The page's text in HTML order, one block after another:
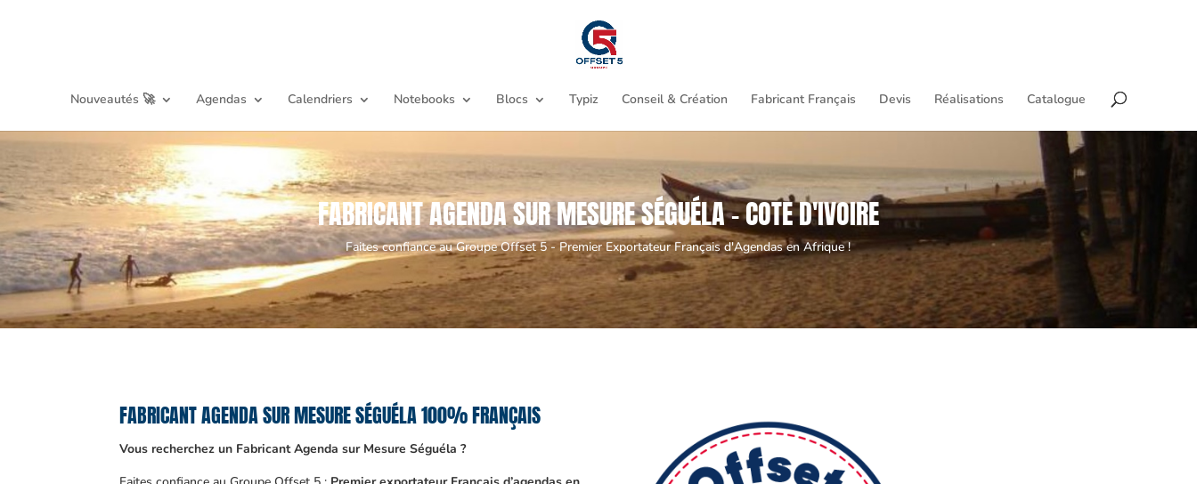
Nouveautés 🚀 Agendas Calendriers Notebooks Blocs Typiz Conseil & Création Fabricant Français Devis Réalisations Catalogue
FABRICANT AGENDA SUR MESURE SÉGUÉLA - COTE D'IVOIRE
Faites confiance au Groupe Offset 5 - Premier Exportateur Français d'Agendas en Afrique !
FABRICANT AGENDA SUR MESURE SÉGUÉLA 100% FRANÇAIS
Vous recherchez un Fabricant Agenda sur Mesure Séguéla ?